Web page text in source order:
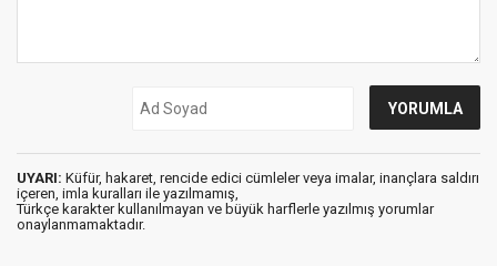
UYARI: Küfür, hakaret, rencide edici cümleler veya imalar, inançlara saldırı
içeren, imla kuralları ile yazılmamış,
Türkçe karakter kullanılmayan ve büyük harflerle yazılmış yorumlar
onaylanmamaktadır.